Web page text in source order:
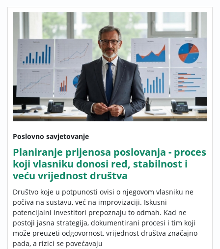
Poslovno savjetovanje
Planiranje prijenosa poslovanja - proces
koji vlasniku donosi red, stabilnost i
veću vrijednost društva
Društvo koje u potpunosti ovisi o njegovom vlasniku ne
počiva na sustavu, već na improvizaciji. Iskusni
potencijalni investitori prepoznaju to odmah. Kad ne
postoji jasna strategija, dokumentirani procesi i tim koji
može preuzeti odgovornost, vrijednost društva značajno
pada, a rizici se povećavaju